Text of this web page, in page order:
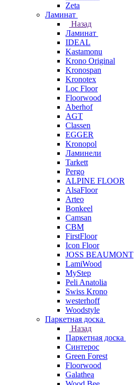
Zeta
Ламинат
Назад
Ламинат
IDEAL
Kastamonu
Krono Original
Kronospan
Kronotex
Loc Floor
Floorwood
Aberhof
AGT
Classen
EGGER
Kronopol
Ламинели
Tarkett
Pergo
ALPINE FLOOR
AlsaFloor
Arteo
Bonkeel
Camsan
CBM
FirstFloor
Icon Floor
JOSS BEAUMONT
LamiWood
MyStep
Peli Anatolia
Swiss Krono
westerhoff
Woodstyle
Паркетная доска
Назад
Паркетная доска
Синтерос
Green Forest
Floorwood
Galathea